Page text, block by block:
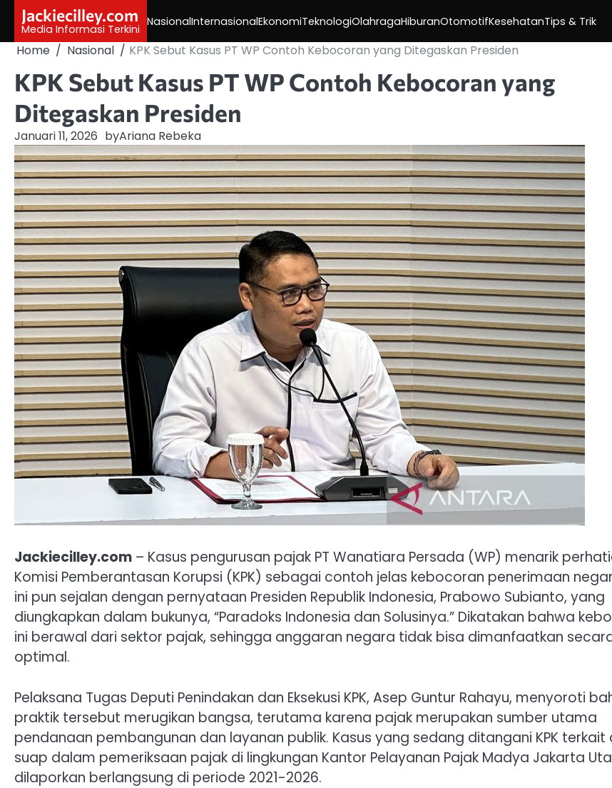
content
Jackiecilley.com
Media Informasi Terkini
NasionalInternasionalEkonomiTeknologiOlahragaHiburanOtomotifKesehatanTips & Trik
Home Nasional KPK Sebut Kasus PT WP Contoh Kebocoran yang Ditegaskan Presiden
KPK Sebut Kasus PT WP Contoh Kebocoran yang
Ditegaskan Presiden
Januari 11, 2026 byAriana Rebeka
Jackiecilley.com – Kasus pengurusan pajak PT Wanatiara Persada (WP) menarik
Komisi Pemberantasan Korupsi (KPK) sebagai contoh jelas kebocoran penerimaan
ini pun sejalan dengan pernyataan Presiden Republik Indonesia, Prabowo Subianto, yang
diungkapkan dalam bukunya, “Paradoks Indonesia dan Solusinya.” Dikatakan bahwa
ini berawal dari sektor pajak, sehingga anggaran negara tidak bisa dimanfaatkan
optimal.
Pelaksana Tugas Deputi Penindakan dan Eksekusi KPK, Asep Guntur Rahayu, menyoroti
praktik tersebut merugikan bangsa, terutama karena pajak merupakan sumber utama
pendanaan pembangunan dan layanan publik. Kasus yang sedang ditangani KPK terkait
suap dalam pemeriksaan pajak di lingkungan Kantor Pelayanan Pajak Madya Jakarta
dilaporkan berlangsung di periode 2021-2026.